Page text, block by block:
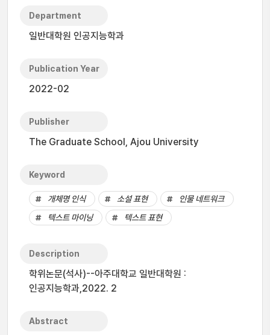
Department
일반대학원 인공지능학과
Publication Year
2022-02
Publisher
The Graduate School, Ajou University
Keyword
개체명 인식 소설 표현
인물 네트워크
텍스트 마이닝
텍스트 표현
Description
학위논문(석사)--아주대학교 일반대학원 :
인공지능학과,2022. 2
Abstract